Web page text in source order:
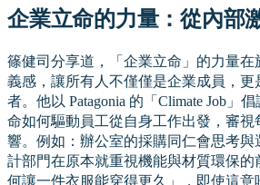
企業立命的力量：從內部
篠健司分享道，「企業立命」的力量
義感，讓所有人不僅僅是企業成員，
者。他以 Patagonia 的「Climate Job」
命如何驅動員工從自身工作出發，審
響。例如：辦公室的採購同仁會思考與
計部門在原本就重視機能與材質環保的
何讓一件衣服能穿得更久」，即使這意